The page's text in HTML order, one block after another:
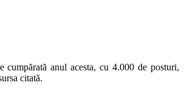
anul acesta, cu 4.000 de posturi,
citată.